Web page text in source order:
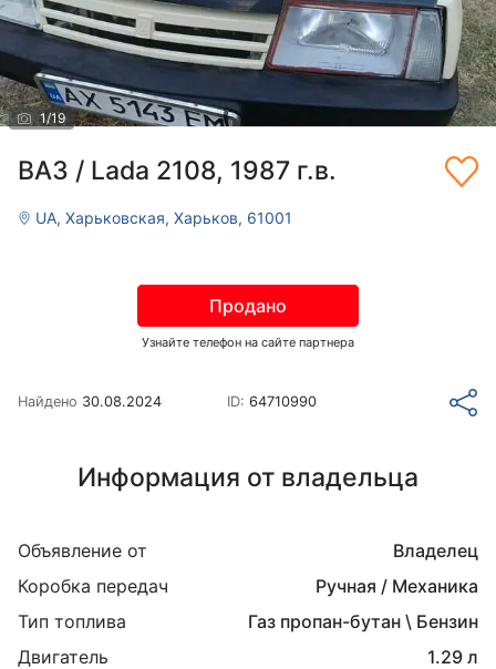
1/19
ВАЗ / Lada 2108, 1987 г.в.
UA, Харьковская, Харьков, 61001
Продано
Узнайте телефон на сайте партнера
Найдено 30.08.2024 ID:64710990
Информация от владельца
Объявление от
Владелец
Коробка передач
Ручная / Механика
Тип топлива
Газ пропан-бутан \ Бензин
Двигатель
1.29 л